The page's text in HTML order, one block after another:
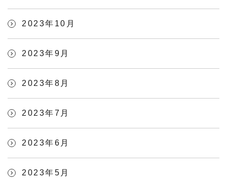
2023年10月
2023年9月
2023年8月
2023年7月
2023年6月
2023年5月